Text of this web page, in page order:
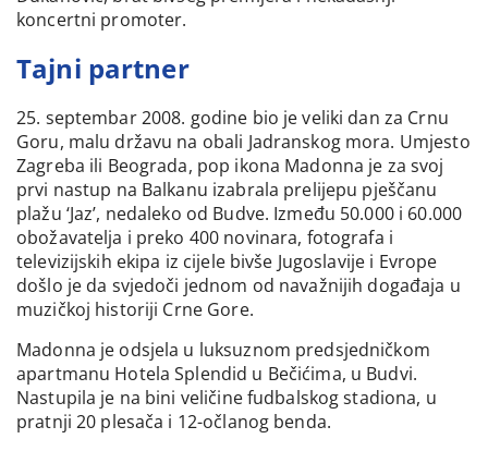
koncertni promoter.
Tajni partner
25. septembar 2008. godine bio je veliki dan za Crnu
Goru, malu državu na obali Jadranskog mora. Umjesto
Zagreba ili Beograda, pop ikona Madonna je za svoj
prvi nastup na Balkanu izabrala prelijepu pješčanu
plažu ‘Jaz’, nedaleko od Budve. Između 50.000 i 60.000
obožavatelja i preko 400 novinara, fotografa i
televizijskih ekipa iz cijele bivše Jugoslavije i Evrope
došlo je da svjedoči jednom od navažnijih događaja u
muzičkoj historiji Crne Gore.
Madonna je odsjela u luksuznom predsjedničkom
apartmanu Hotela Splendid u Bečićima, u Budvi.
Nastupila je na bini veličine fudbalskog stadiona, u
pratnji 20 plesača i 12-očlanog benda.